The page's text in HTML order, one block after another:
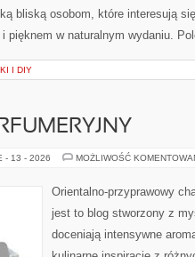
bliską osobom, które interesują
pięknem w naturalnym wydaniu.
I DIY
- 13 - 2026 MOŻLIWOŚĆ
Orientalno-przyprawowy
jest to blog stworzony z
doceniają intensywne